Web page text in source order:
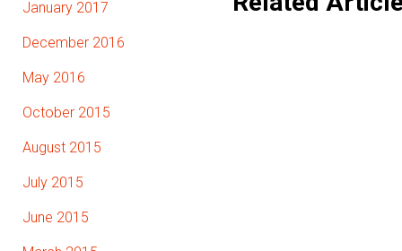
January 2017
December 2016
May 2016
October 2015
August 2015
July 2015
June 2015